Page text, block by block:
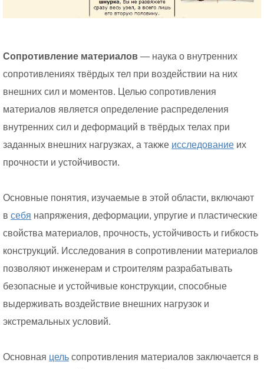
Сопротивление материалов — наука о внутренних
сопротивлениях твёрдых тел при воздействии на них
внешних сил и моментов. Целью сопротивления
материалов является определение распределения
внутренних сил и деформаций в твёрдых телах при
заданных внешних нагрузках, а также исследование их
прочности и устойчивости.
Основные понятия, изучаемые в этой области, включают
в себя напряжения, деформации, упругие и пластические
свойства материалов, прочность, устойчивость и гибкость
конструкций. Исследования в сопротивлении материалов
позволяют инженерам и строителям разрабатывать
безопасные и устойчивые конструкции, способные
выдерживать воздействие внешних нагрузок и
экстремальных условий.
Основная цель сопротивления материалов заключается в